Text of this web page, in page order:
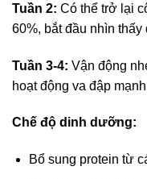
Tuần 2: Có thể trở lại
60%, bắt đầu nhìn thấy
Tuần 3-4: Vận động
hoạt động va đập
Chế độ dinh dưỡng:
Bổ sung protein từ